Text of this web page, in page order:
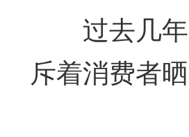
过去几年
斥着消费者